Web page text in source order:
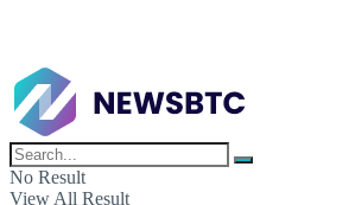
No Result
View All Result